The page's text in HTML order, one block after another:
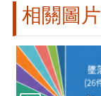
相關圖片